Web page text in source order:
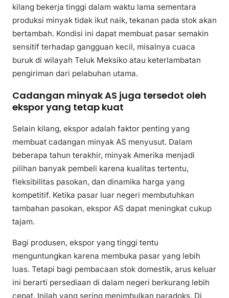
kilang bekerja tinggi dalam waktu lama sementara
produksi minyak tidak ikut naik, tekanan pada stok akan
bertambah. Kondisi ini dapat membuat pasar semakin
sensitif terhadap gangguan kecil, misalnya cuaca
buruk di wilayah Teluk Meksiko atau keterlambatan
pengiriman dari pelabuhan utama.
Cadangan minyak AS juga tersedot oleh
ekspor yang tetap kuat
Selain kilang, ekspor adalah faktor penting yang
membuat cadangan minyak AS menyusut. Dalam
beberapa tahun terakhir, minyak Amerika menjadi
pilihan banyak pembeli karena kualitas tertentu,
fleksibilitas pasokan, dan dinamika harga yang
kompetitif. Ketika pasar luar negeri membutuhkan
tambahan pasokan, ekspor AS dapat meningkat cukup
tajam.
Bagi produsen, ekspor yang tinggi tentu
menguntungkan karena membuka pasar yang lebih
luas. Tetapi bagi pembacaan stok domestik, arus keluar
ini berarti persediaan di dalam negeri berkurang lebih
cepat. Inilah yang sering menimbulkan paradoks. Di